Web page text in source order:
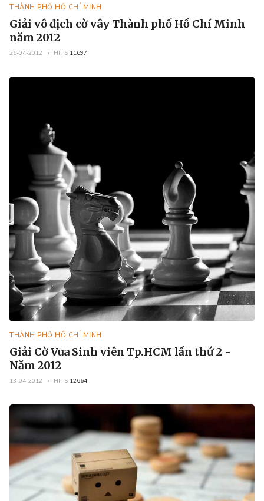
THÀNH PHỐ HỒ CHÍ MINH
Giải vô địch cờ vây Thành phố Hồ Chí Minh
năm 2012
26-04-2012 HITS 11697
THÀNH PHỐ HỒ CHÍ MINH
Giải Cờ Vua Sinh viên Tp.HCM lần thứ 2 -
Năm 2012
13-04-2012 HITS 12664